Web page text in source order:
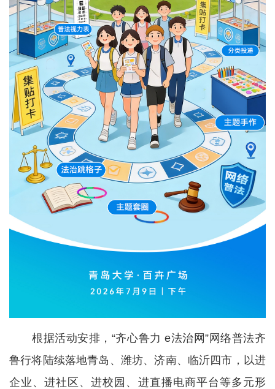
根据活动安排，“齐心鲁力 e法治网”网络普法齐
鲁行将陆续落地青岛、潍坊、济南、临沂四市，以进
企业、进社区、进校园、进直播电商平台等多元形